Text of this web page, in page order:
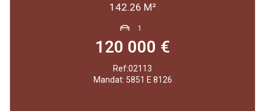
142.26 M²
1
120 000 €
Ref:02113
Mandat: 5851 E 8126